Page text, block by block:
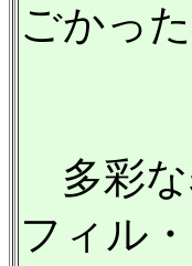
ごかっ
多彩な
フィル